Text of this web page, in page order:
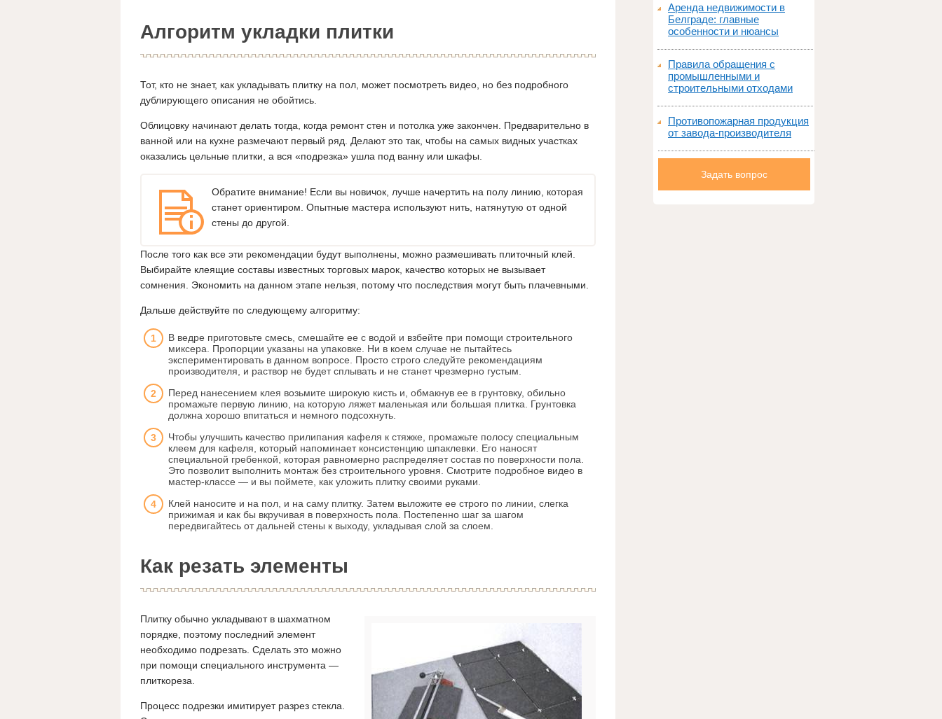
Алгоритм укладки плитки
Тот, кто не знает, как укладывать плитку на пол, может посмотреть видео, но без подробного
дублирующего описания не обойтись.
Облицовку начинают делать тогда, когда ремонт стен и потолка уже закончен. Предварительно в
ванной или на кухне размечают первый ряд. Делают это так, чтобы на самых видных участках
оказались цельные плитки, а вся «подрезка» ушла под ванну или шкафы.
Обратите внимание! Если вы новичок, лучше начертить на полу линию, которая
станет ориентиром. Опытные мастера используют нить, натянутую от одной
стены до другой.
После того как все эти рекомендации будут выполнены, можно размешивать плиточный клей.
Выбирайте клеящие составы известных торговых марок, качество которых не вызывает
сомнения. Экономить на данном этапе нельзя, потому что последствия могут быть плачевными.
Дальше действуйте по следующему алгоритму:
В ведре приготовьте смесь, смешайте ее с водой и взбейте при помощи строительного
миксера. Пропорции указаны на упаковке. Ни в коем случае не пытайтесь
экспериментировать в данном вопросе. Просто строго следуйте рекомендациям
производителя, и раствор не будет сплывать и не станет чрезмерно густым.
Перед нанесением клея возьмите широкую кисть и, обмакнув ее в грунтовку, обильно
промажьте первую линию, на которую ляжет маленькая или большая плитка. Грунтовка
должна хорошо впитаться и немного подсохнуть.
Чтобы улучшить качество прилипания кафеля к стяжке, промажьте полосу специальным
клеем для кафеля, который напоминает консистенцию шпаклевки. Его наносят
специальной гребенкой, которая равномерно распределяет состав по поверхности пола.
Это позволит выполнить монтаж без строительного уровня. Смотрите подробное видео в
мастер-классе — и вы поймете, как уложить плитку своими руками.
Клей наносите и на пол, и на саму плитку. Затем выложите ее строго по линии, слегка
прижимая и как бы вкручивая в поверхность пола. Постепенно шаг за шагом
передвигайтесь от дальней стены к выходу, укладывая слой за слоем.
Как резать элементы
Плитку обычно укладывают в шахматном
порядке, поэтому последний элемент
необходимо подрезать. Сделать это можно
при помощи специального инструмента —
плиткореза.
Процесс подрезки имитирует разрез стекла.
Аренда недвижимости в
Белграде: главные
особенности и нюансы
Правила обращения с
промышленными и
строительными отходами
Противопожарная продукция
от завода-производителя
Задать вопрос